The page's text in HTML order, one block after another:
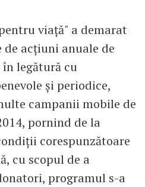
viață" a demarat
acțiuni anuale de
legătură cu
și periodice,
campanii mobile de
pornind de la
corespunzătoare
cu scopul de a
programul s-a